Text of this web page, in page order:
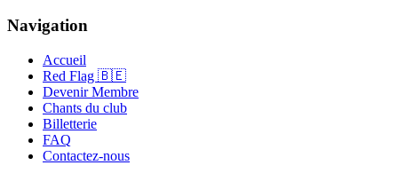
Navigation
Accueil
Red Flag 🇧🇪
Devenir Membre
Chants du club
Billetterie
FAQ
Contactez-nous